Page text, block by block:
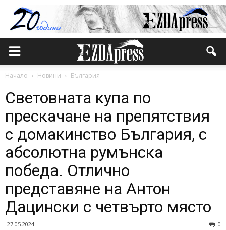
Начало Новини България
Световната купа по
прескачане на препятствия
с домакинство България, с
абсолютна румънска
победа. Отлично
представяне на Антон
Дацински с четвърто място
27.05.2024 0